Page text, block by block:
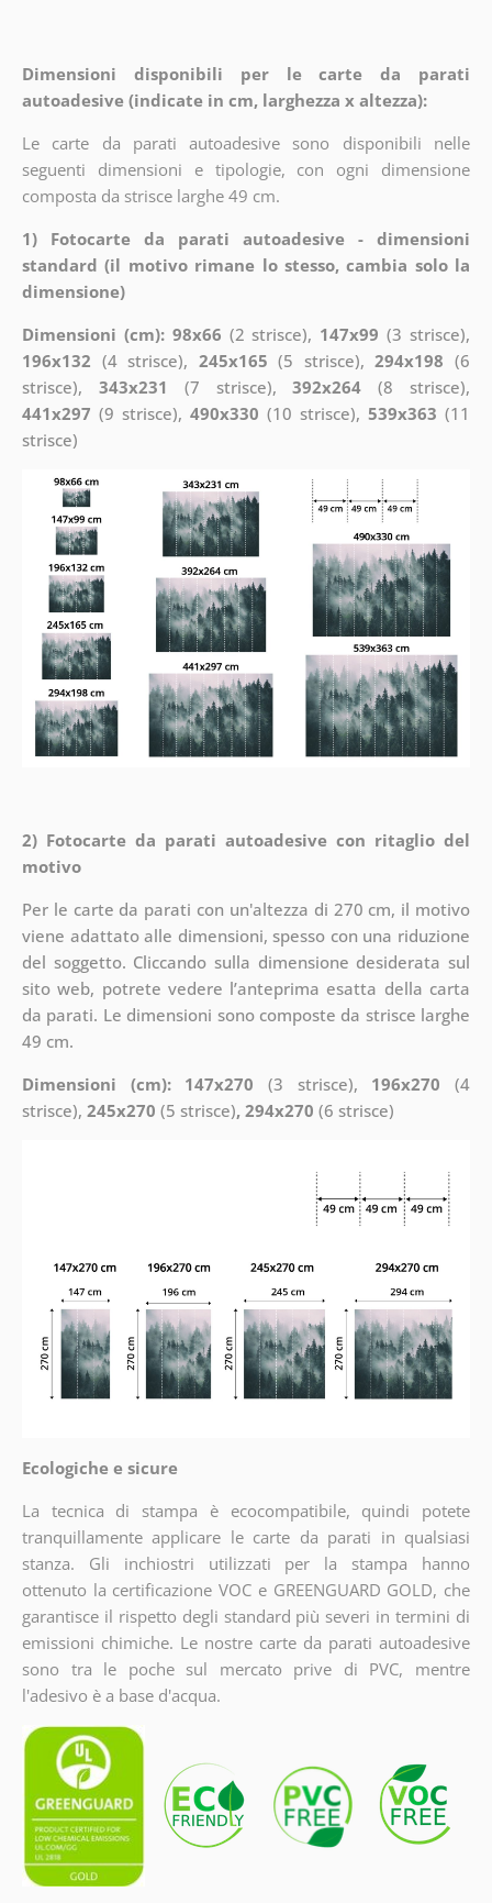
Dimensioni disponibili per le carte da parati
autoadesive (indicate in cm, larghezza x altezza):
Le carte da parati autoadesive sono disponibili nelle
seguenti dimensioni e tipologie, con ogni dimensione
composta da strisce larghe 49 cm.
1) Fotocarte da parati autoadesive - dimensioni
standard (il motivo rimane lo stesso, cambia solo la
dimensione)
Dimensioni (cm): 98x66 (2 strisce), 147x99 (3 strisce),
196x132 (4 strisce), 245x165 (5 strisce),294x198 (6
strisce), 343x231 (7 strisce),392x264 (8 strisce),
441x297 (9 strisce), 490x330 (10 strisce),539x363 (11
strisce)
2) Fotocarte da parati autoadesive con ritaglio del
motivo
Per le carte da parati con un'altezza di 270 cm, il motivo
viene adattato alle dimensioni, spesso con una riduzione
del soggetto. Cliccando sulla dimensione desiderata sul
sito web, potrete vedere l’anteprima esatta della carta
da parati. Le dimensioni sono composte da strisce larghe
49 cm.
Dimensioni (cm): 147x270 (3 strisce), 196x270 (4
strisce), 245x270 (5 strisce), 294x270 (6 strisce)
Ecologiche e sicure
La tecnica di stampa è ecocompatibile, quindi potete
tranquillamente applicare le carte da parati in qualsiasi
stanza. Gli inchiostri utilizzati per la stampa hanno
ottenuto la certificazione VOC e GREENGUARD GOLD, che
garantisce il rispetto degli standard più severi in termini di
emissioni chimiche. Le nostre carte da parati autoadesive
sono tra le poche sul mercato prive di PVC, mentre
l'adesivo è a base d'acqua.